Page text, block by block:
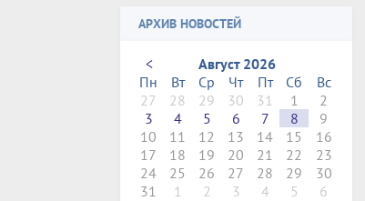
АРХИВ НОВОСТЕЙ
<
Август 2026
Пн
Вт Ср Чт Пт Сб
Вс
27
28 29 30 31 1
2
3
4 5 6 7 8
9
10
11 12 13 14 15
16
17
18 19 20 21 22
23
24
25 26 27 28 29
30
31
1 2 3 4 5 6